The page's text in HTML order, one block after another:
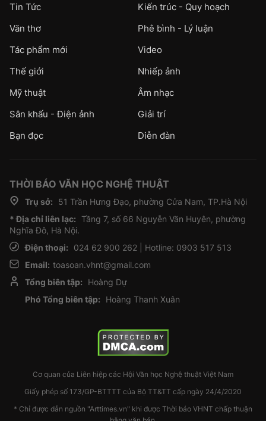
Tin Tức
Kiến trúc - Quy hoạch
Văn thơ
Phê bình - Lý luận
Tác phẩm mới
Video
Thế giới
Nhiếp ảnh
Mỹ thuật
Âm nhạc
Sân khấu - Điện ảnh
Giải trí
Bạn đọc
Diễn đàn
THỜI BÁO VĂN HỌC NGHỆ THUẬT
Trụ sở:
51 Trần Hưng Đạo, phường Cửa Nam, TP.Hà Nội
* Địa chỉ liên lạc: Tầng 7, số 66 Nguyễn Văn Huyên, phường
Nghĩa Đô, Hà Nội.
Điện thoại:
024 62 900 262 | Hotline: 0903 517 513
Email: toasoan.vhnt@gmail.com
Tổng biên tập:
Hoàng Dự
Phó Tổng biên tập:
Hoàng Thanh Xuân
Cơ quan của Liên hiệp các Hội Văn học Nghệ thuật Việt Nam
Giấy phép số 173/GP-BTTTT của Bộ TT&TT cấp ngày 24/4/2020
* Chỉ được dẫn nguồn "Arttimes.vn" khi được Thời báo VHNT chấp thuận